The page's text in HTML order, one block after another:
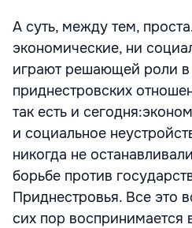
А суть, между тем,
экономические, ни
играют решающей роли
приднестровских
так есть и
и социальное
никогда не
борьбе против
Приднестровья. Все это
сих пор воспринимается